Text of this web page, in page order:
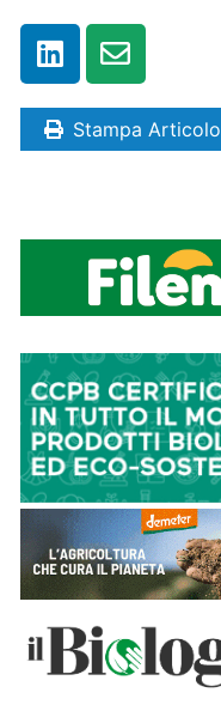
Stampa Articolo